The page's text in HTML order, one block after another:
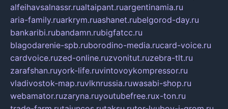
alfeihavsalnassr.rualtaipant.ruargentinamia.ru
aria-family.ruarkrym.ruashanet.rubelgorod-day.ru
bankaribi.rubandamn.rubigfatcc.ru
blagodarenie-spb.ruborodino-media.rucard-voice.ru
cardvoice.ruzed-online.ruzvonitut.ruzebra-tlt.ru
zarafshan.ruyork-life.ruvintovoykompressor.ru
vladivostok-map.ruvlknrussia.ruwasabi-shop.ru
webamator.ruzaryna.ruyoutubefree.rux-ton.ru